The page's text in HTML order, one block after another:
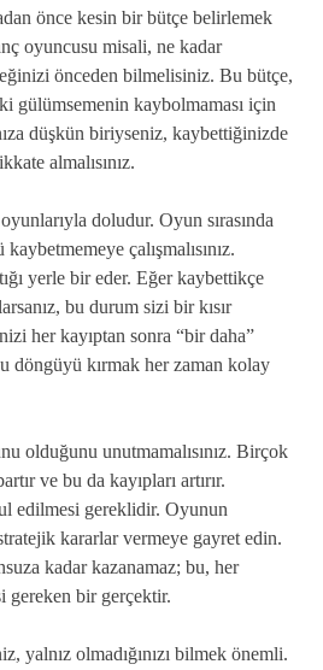
önce kesin bir bütçe belirlemek
oyuncusu misali, ne kadar
önceden bilmelisiniz. Bu bütçe,
gülümsemenin kaybolmaması için
düşkün biriyseniz, kaybettiğinizde
almalısınız.
doludur. Oyun sırasında
çalışmalısınız.
yerle bir eder. Eğer kaybettikçe
bu durum sizi bir kısır
her kayıptan sonra “bir daha”
döngüyü kırmak her zaman kolay
olduğunu unutmamalısınız. Birçok
ve bu da kayıpları artırır.
edilmesi gereklidir. Oyunun
kararlar vermeye gayret edin.
kadar kazanamaz; bu, her
gereken bir gerçektir.
yalnız olmadığınızı bilmek önemli.